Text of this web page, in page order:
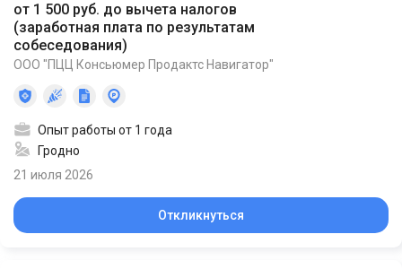
от 1 500 руб. до вычета налогов
(заработная плата по результатам
собеседования)
ООО "ПЦЦ Консьюмер Продактс Навигатор"
Опыт работы от 1 года
Гродно
21 июля 2026
Откликнуться